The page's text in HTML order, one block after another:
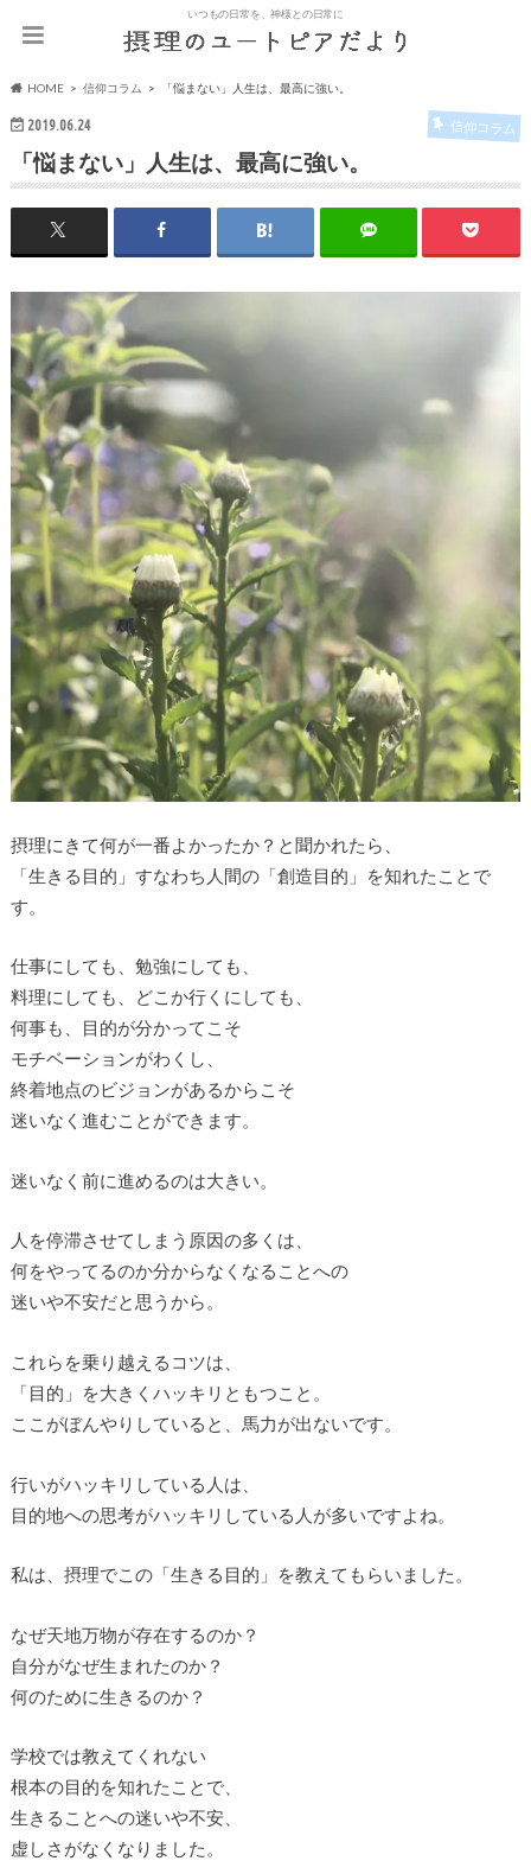
いつもの日常を、神様との日常に
HOME 信仰コラム 「悩まない」人生は、最高に強い。
2019.06.24 信仰コラム
「悩まない」人生は、最高に強い。
摂理にきて何が一番よかったか？と聞かれたら、
「生きる目的」すなわち人間の「創造目的」を知れたことで
す。
仕事にしても、勉強にしても、
料理にしても、どこか行くにしても、
何事も、目的が分かってこそ
モチベーションがわくし、
終着地点のビジョンがあるからこそ
迷いなく進むことができます。
迷いなく前に進めるのは大きい。
人を停滞させてしまう原因の多くは、
何をやってるのか分からなくなることへの
迷いや不安だと思うから。
これらを乗り越えるコツは、
「目的」を大きくハッキリともつこと。
ここがぼんやりしていると、馬力が出ないです。
行いがハッキリしている人は、
目的地への思考がハッキリしている人が多いですよね。
私は、摂理でこの「生きる目的」を教えてもらいました。
なぜ天地万物が存在するのか？
自分がなぜ生まれたのか？
何のために生きるのか？
学校では教えてくれない
根本の目的を知れたことで、
生きることへの迷いや不安、
虚しさがなくなりました。